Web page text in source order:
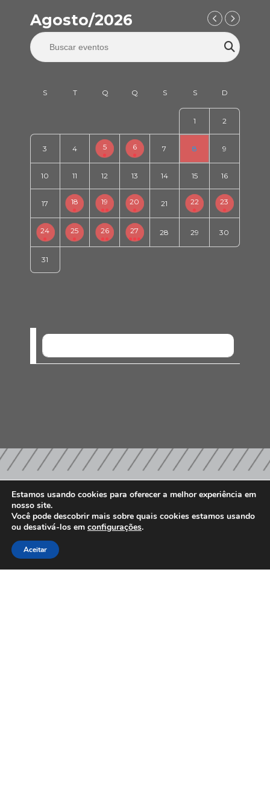
Agosto/2026
1 2
3 4 5 6 7 8 9
10 11 12 13 14 15 16
17 18 19 20 21 22 23
24 25 26 27 28 29 30
31
Estamos usando cookies para oferecer a melhor experiência em
nosso site.
Você pode descobrir mais sobre quais cookies estamos usando
ou desativá-los em configurações.
Aceitar